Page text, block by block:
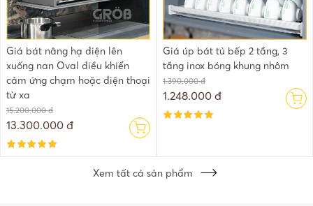
Giá bát nâng hạ điện lên
xuống nan Oval điều khiển
cảm ứng chạm hoặc điện thoại
từ xa
15.200.000 đ
13.300.000 đ
Giá úp bát tủ bếp 2 tầng, 3
tầng inox bóng khung nhôm
1.390.000 đ
1.248.000 đ
Xem tất cả sản phẩm